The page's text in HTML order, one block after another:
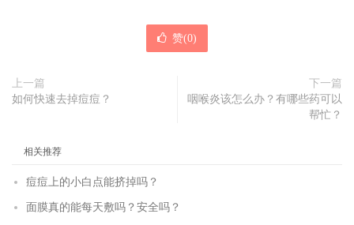
赞(0)
上一篇
如何快速去掉痘痘？
下一篇
咽喉炎该怎么办？有哪些药可以
帮忙？
相关推荐
痘痘上的小白点能挤掉吗？
面膜真的能每天敷吗？安全吗？